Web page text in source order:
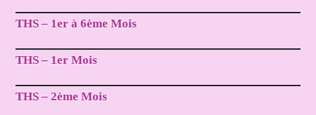
THS – 1er à 6ème Mois
THS – 1er Mois
THS – 2ème Mois